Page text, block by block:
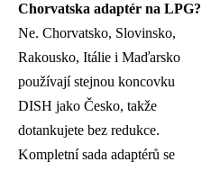
Chorvatska adaptér na LPG?
Ne. Chorvatsko, Slovinsko,
Rakousko, Itálie i Maďarsko
používají stejnou koncovku
DISH jako Česko, takže
dotankujete bez redukce.
Kompletní sada adaptérů se